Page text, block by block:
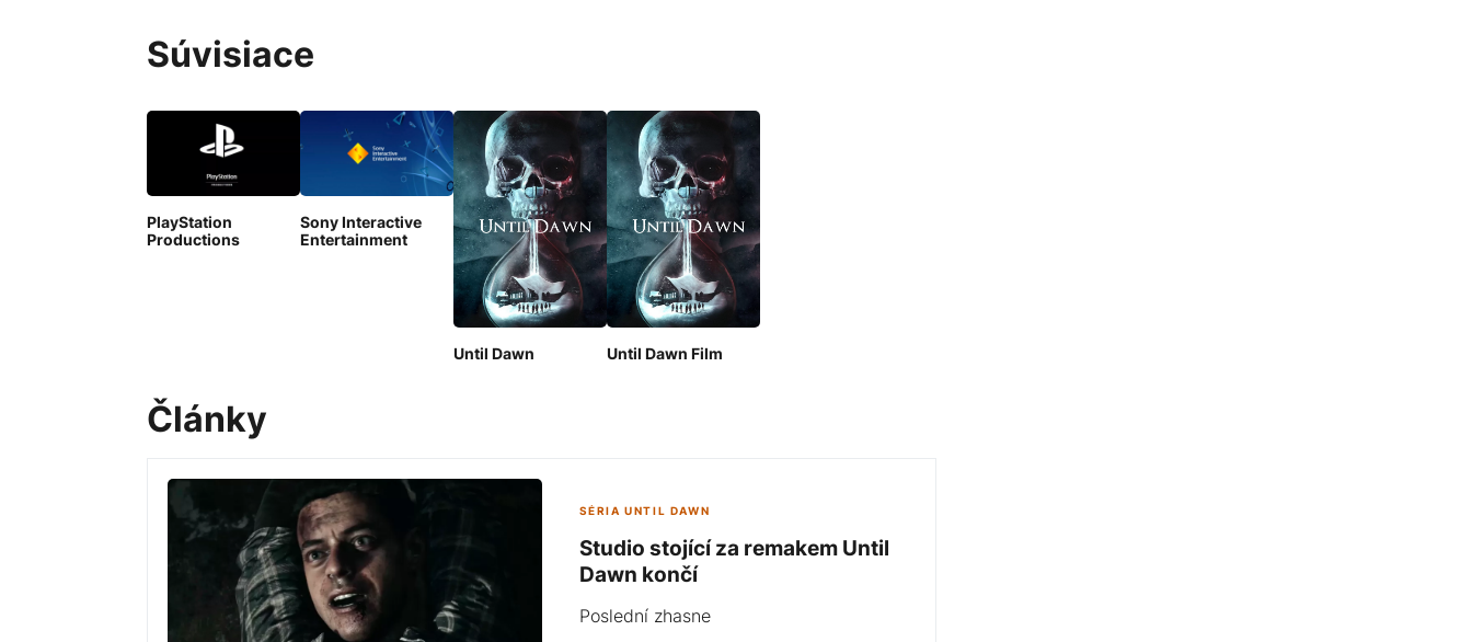
Súvisiace
PlayStation
Productions
Sony Interactive
Entertainment
Until Dawn Until Dawn Film
Články
SÉRIA UNTIL DAWN
Studio stojící za remakem Until
Dawn končí
Poslední zhasne